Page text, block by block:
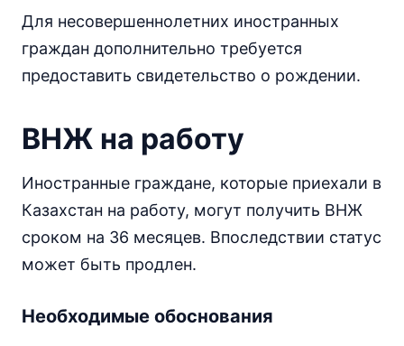
Для несовершеннолетних иностранных
граждан дополнительно требуется
предоставить свидетельство о рождении.
ВНЖ на работу
Иностранные граждане, которые приехали в
Казахстан на работу, могут получить ВНЖ
сроком на 36 месяцев. Впоследствии статус
может быть продлен.
Необходимые обоснования